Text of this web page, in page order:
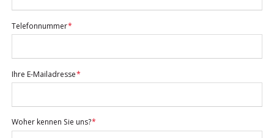
Pflichtfeld
Telefonnummer*
Pflichtfeld
Ihre E-Mailadresse*
Pflichtfeld
Woher kennen Sie uns?*